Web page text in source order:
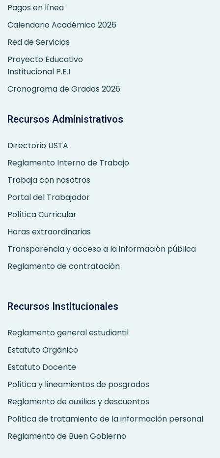
Pagos en línea
Calendario Académico 2026
Red de Servicios
Proyecto Educativo
Institucional P.E.I
Cronograma de Grados 2026
Recursos Administrativos
Directorio USTA
Reglamento Interno de Trabajo
Trabaja con nosotros
Portal del Trabajador
Política Curricular
Horas extraordinarias
Transparencia y acceso a la información pública
Reglamento de contratación
Recursos Institucionales
Reglamento general estudiantil
Estatuto Orgánico
Estatuto Docente
Política y lineamientos de posgrados
Reglamento de auxilios y descuentos
Política de tratamiento de la información personal
Reglamento de Buen Gobierno